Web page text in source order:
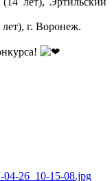
г. Воронеж.